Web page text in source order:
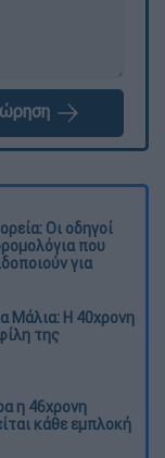
Οι οδηγοί
που
για
Μάλια: Η 40χρονη
της
η 46χρονη
κάθε εμπλοκή